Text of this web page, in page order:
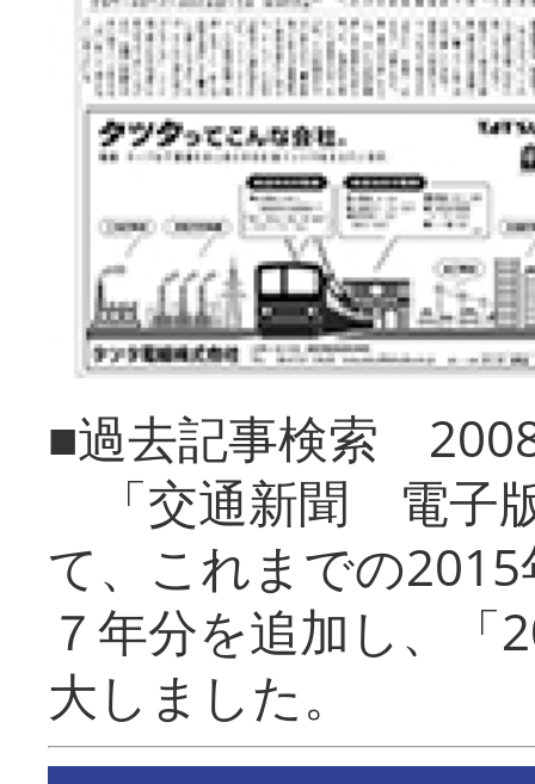
■過去記事検索
「交通新聞 電子
て、これまでの
７年分を追加し、「
大しまし